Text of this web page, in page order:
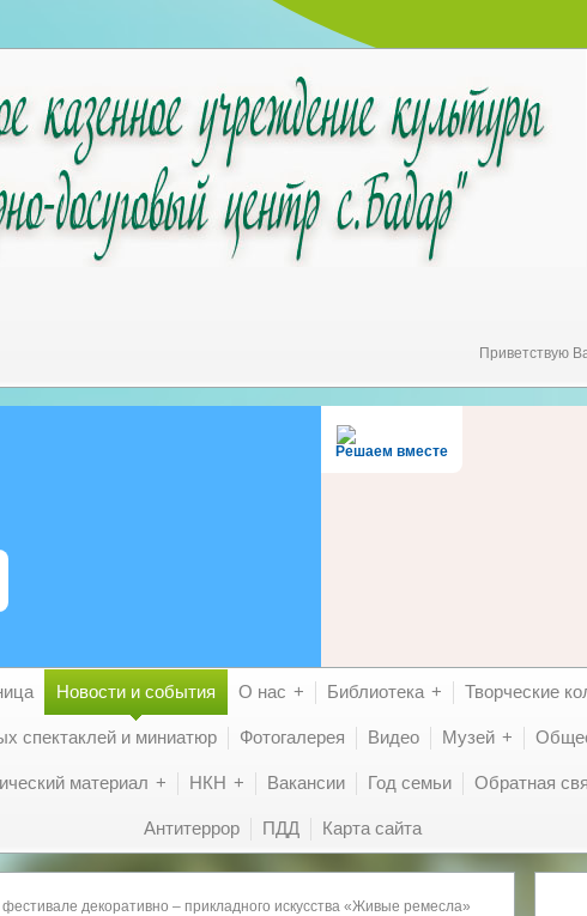
Приветствую
Решаем вместе
Новости и события О нас Библиотека Творческие
спектаклей и миниатюр Фотогалерея Видео Музей
материал НКН Вакансии Год семьи Обратная
Антитеррор ПДД Карта сайта
декоративно – прикладного искусства «Живые ремесла»